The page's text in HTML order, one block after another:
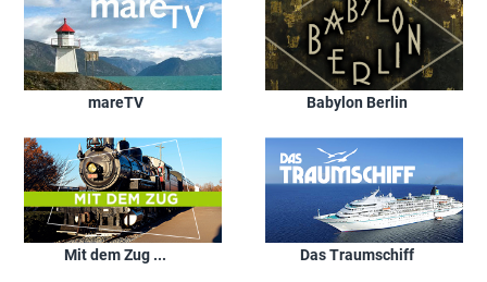
mareTV Babylon Berlin
Mit dem Zug ... Das Traumschiff